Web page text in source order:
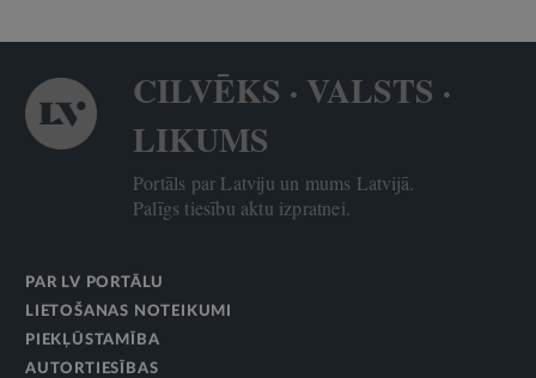
CILVĒKS · VALSTS ·
LIKUMS
Portāls par Latviju un mums Latvijā.
Palīgs tiesību aktu izpratnei.
PAR LV PORTĀLU
LIETOŠANAS NOTEIKUMI
PIEKĻŪSTAMĪBA
AUTORTIESĪBAS